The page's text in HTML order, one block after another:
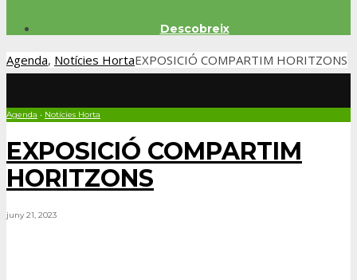
Descobreix
Agenda, Notícies HortaEXPOSICIÓ COMPARTIM HORITZONS
Agenda • Notícies Horta
EXPOSICIÓ COMPARTIM
HORITZONS
juny 21, 2023